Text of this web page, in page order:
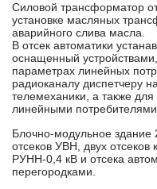
Силовой трансформатор
установке масляных
аварийного слива масла.
В отсек автоматики
оснащенный
параметрах линейных
радиоканалу диспетчеру
телемеханики, а также
линейными
Блочно-модульное
отсеков УВН, двух
РУНН-0,4 кВ и отсека
перегородками.